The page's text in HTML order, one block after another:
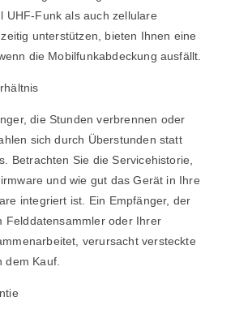
UHF-Funk als auch zellulare
unterstützen, bieten Ihnen eine
die Mobilfunkabdeckung ausfällt.
die Stunden verbrennen oder
sich durch Überstunden statt
Betrachten Sie die Servicehistorie,
und wie gut das Gerät in Ihre
integriert ist. Ein Empfänger, der
Felddatensammler oder Ihrer
verursacht versteckte
dem Kauf.